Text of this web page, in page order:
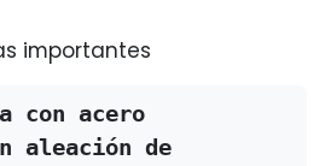
importantes
con acero
aleación de